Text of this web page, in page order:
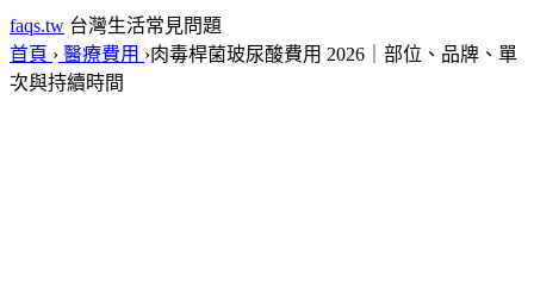
faqs.tw 台灣生活常見問題
首頁 › 醫療費用 ›肉毒桿菌玻尿酸費用 2026｜部位、品牌、單
次與持續時間